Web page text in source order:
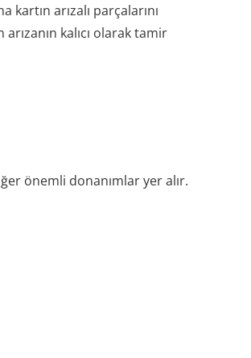
arızalı parçalarını
kalıcı olarak tamir
önemli donanımlar yer alır.